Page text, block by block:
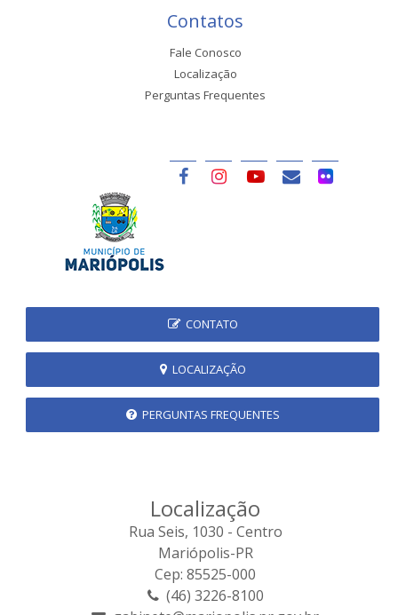
Contatos
Fale Conosco
Localização
Perguntas Frequentes
CONTATO
LOCALIZAÇÃO
PERGUNTAS FREQUENTES
Localização
Rua Seis, 1030 - Centro
Mariópolis-PR
Cep: 85525-000
(46) 3226-8100